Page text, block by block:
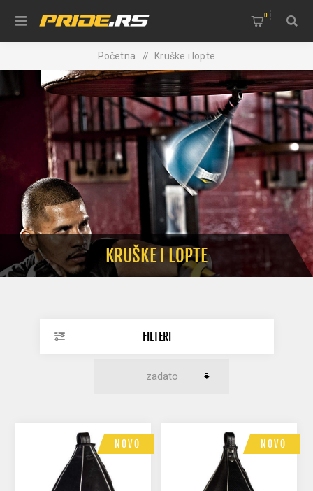
0
Početna / Kruške i lopte
KRUŠKE I LOPTE
FILTERI
NOVO NOVO